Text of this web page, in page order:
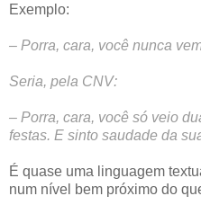
Exemplo:
– Porra, cara, você nunca
Seria, pela CNV:
– Porra, cara, você só veio
festas. E sinto saudade da
É quase uma linguagem
num nível bem próximo do